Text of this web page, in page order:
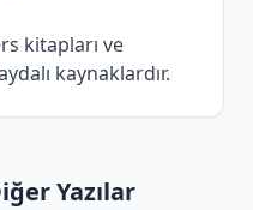
kitapları ve
kaynaklardır.
Yazılar